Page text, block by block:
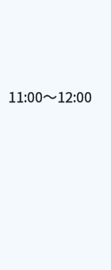
11:00～12:00